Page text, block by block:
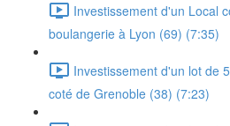
Investissement d'un Local
boulangerie à Lyon (69) (7:35)
Investissement d'un lot de
coté de Grenoble (38) (7:23)